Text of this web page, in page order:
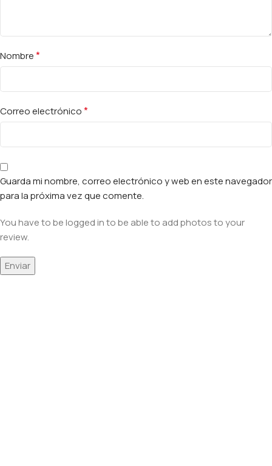
Nombre*
Correo electrónico*
Guarda mi nombre, correo electrónico y web en este navegador
para la próxima vez que comente.
You have to be logged in to be able to add photos to your
review.